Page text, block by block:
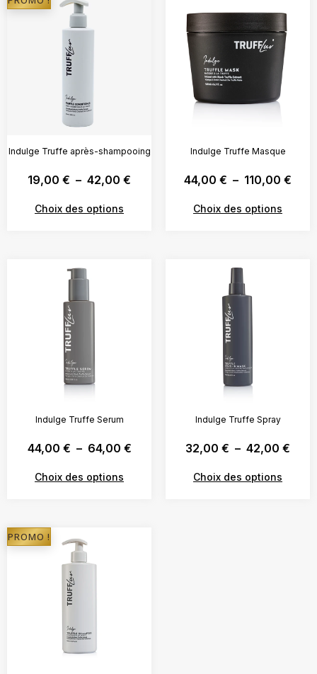
Indulge Truffe après-shampooing
19,00 € – 42,00 €
Choix des options
Indulge Truffe Masque
44,00 € – 110,00 €
Choix des options
Indulge Truffe Serum
44,00 € – 64,00 €
Choix des options
Indulge Truffe Spray
32,00 € – 42,00 €
Choix des options
PROMO !